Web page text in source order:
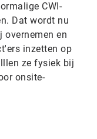
CWI-
Dat wordt nu
overnemen en
inzetten op
ze fysiek bij
onsite-